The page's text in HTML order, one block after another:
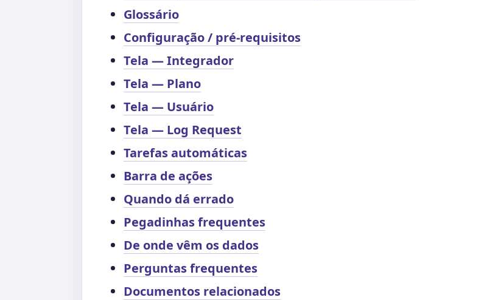
Glossário
Configuração / pré-requisitos
Tela — Integrador
Tela — Plano
Tela — Usuário
Tela — Log Request
Tarefas automáticas
Barra de ações
Quando dá errado
Pegadinhas frequentes
De onde vêm os dados
Perguntas frequentes
Documentos relacionados